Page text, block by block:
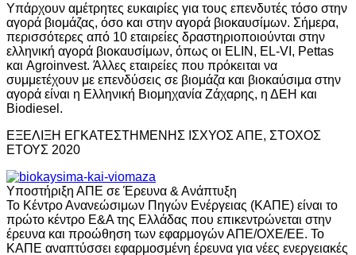
Υπάρχουν αμέτρητες ευκαιρίες για τους επενδυτές τόσο στην
αγορά βιομάζας, όσο και στην αγορά βιοκαυσίμων. Σήμερα,
περισσότερες από 10 εταιρείες δραστηριοποιούνται στην
ελληνική αγορά βιοκαυσίμων, όπως οι ELIN, EL-VI, Pettas
και Agroinvest. Άλλες εταιρείες που πρόκειται να
συμμετέχουν με επενδύσεις σε βιομάζα και βιοκαύσιμα στην
αγορά είναι η Ελληνική Βιομηχανία Ζάχαρης, η ΔΕΗ και
Biodiesel.
ΕΞΕΛΙΞΗ ΕΓΚΑΤΕΣΤΗΜΕΝΗΣ ΙΣΧΥΟΣ ΑΠΕ, ΣΤΟΧΟΣ
ΕΤΟΥΣ 2020
Υποστήριξη ΑΠΕ σε Έρευνα & Ανάπτυξη
Το Κέντρο Ανανεώσιμων Πηγών Ενέργειας (ΚΑΠΕ) είναι το
πρώτο κέντρο Ε&Α της Ελλάδας που επικεντρώνεται στην
έρευνα και προώθηση των εφαρμογών ΑΠΕ/ΟΧΕ/ΕΕ. Το
ΚΑΠΕ αναπτύσσει εφαρμοσμένη έρευνα για νέες ενεργειακές